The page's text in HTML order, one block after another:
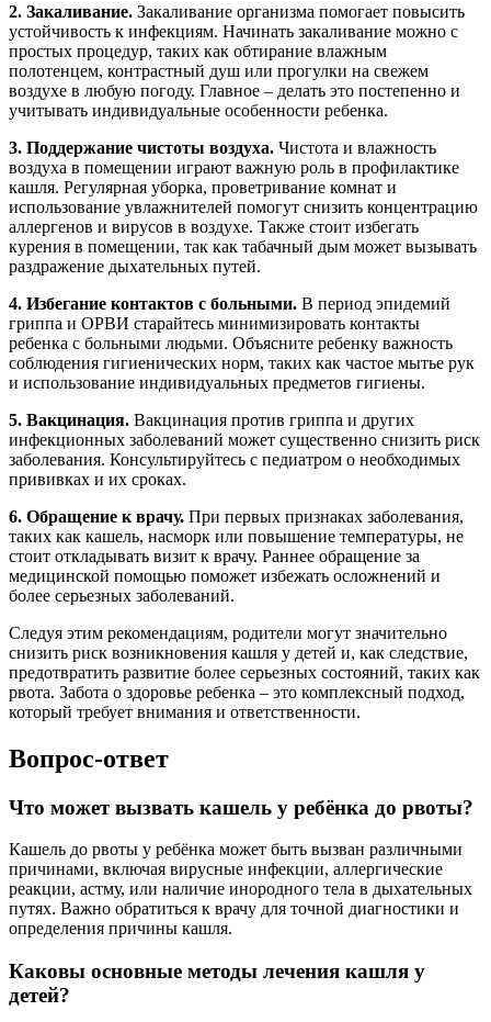
2. Закаливание. Закаливание организма помогает повысить
устойчивость к инфекциям. Начинать закаливание можно с
простых процедур, таких как обтирание влажным
полотенцем, контрастный душ или прогулки на свежем
воздухе в любую погоду. Главное – делать это постепенно и
учитывать индивидуальные особенности ребенка.
3. Поддержание чистоты воздуха. Чистота и влажность
воздуха в помещении играют важную роль в профилактике
кашля. Регулярная уборка, проветривание комнат и
использование увлажнителей помогут снизить концентрацию
аллергенов и вирусов в воздухе. Также стоит избегать
курения в помещении, так как табачный дым может вызывать
раздражение дыхательных путей.
4. Избегание контактов с больными. В период эпидемий
гриппа и ОРВИ старайтесь минимизировать контакты
ребенка с больными людьми. Объясните ребенку важность
соблюдения гигиенических норм, таких как частое мытье рук
и использование индивидуальных предметов гигиены.
5. Вакцинация. Вакцинация против гриппа и других
инфекционных заболеваний может существенно снизить риск
заболевания. Консультируйтесь с педиатром о необходимых
прививках и их сроках.
6. Обращение к врачу. При первых признаках заболевания,
таких как кашель, насморк или повышение температуры, не
стоит откладывать визит к врачу. Раннее обращение за
медицинской помощью поможет избежать осложнений и
более серьезных заболеваний.
Следуя этим рекомендациям, родители могут значительно
снизить риск возникновения кашля у детей и, как следствие,
предотвратить развитие более серьезных состояний, таких как
рвота. Забота о здоровье ребенка – это комплексный подход,
который требует внимания и ответственности.
Вопрос-ответ
Что может вызвать кашель у ребёнка до рвоты?
Кашель до рвоты у ребёнка может быть вызван различными
причинами, включая вирусные инфекции, аллергические
реакции, астму, или наличие инородного тела в дыхательных
путях. Важно обратиться к врачу для точной диагностики и
определения причины кашля.
Каковы основные методы лечения кашля у
детей?